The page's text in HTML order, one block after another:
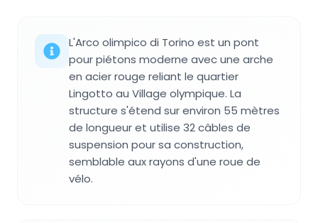
L'Arco olimpico di Torino est un pont
pour piétons moderne avec une arche
en acier rouge reliant le quartier
Lingotto au Village olympique. La
structure s'étend sur environ 55 mètres
de longueur et utilise 32 câbles de
suspension pour sa construction,
semblable aux rayons d'une roue de
vélo.